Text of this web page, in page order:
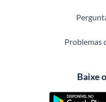
Problemas
Baixe